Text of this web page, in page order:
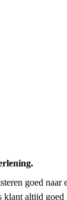
goed naar
klant altijd